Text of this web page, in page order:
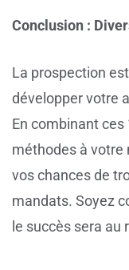
Conclusion :
La prospection
développer votre
En combinant
méthodes à votre
vos chances de
mandats. Soyez
le succès sera au